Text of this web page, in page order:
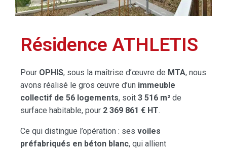
Résidence ATHLETIS
Pour OPHIS, sous la maîtrise d’œuvre de MTA, nous
avons réalisé le gros œuvre d’un immeuble
collectif de 56 logements, soit 3 516 m² de
surface habitable, pour 2 369 861 € HT.
Ce qui distingue l’opération : ses voiles
préfabriqués en béton blanc, qui allient